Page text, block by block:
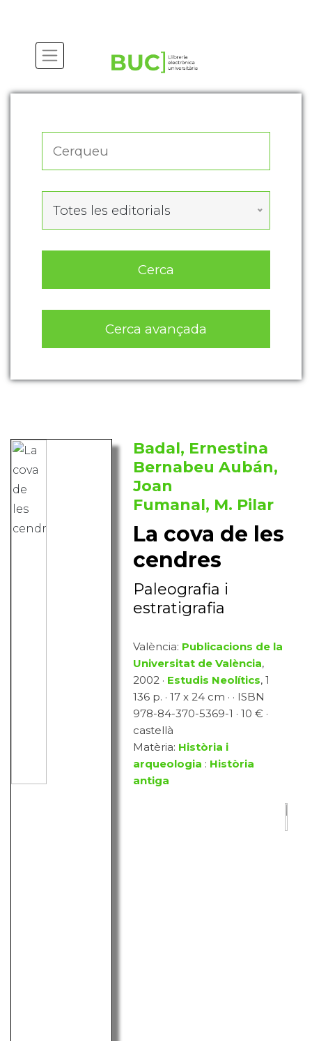
Totes les editorials
Cerca
Cerca avançada
Badal, Ernestina
Bernabeu Aubán,
Joan
Fumanal, M. Pilar
La cova de les
cendres
Paleografia i
estratigrafia
València: Publicacions de la
Universitat de València,
2002 · Estudis Neolítics, 1
136 p. · 17 x 24 cm · · ISBN
978-84-370-5369-1 · 10 € ·
castellà
Matèria: Història i
arqueologia : Història
antiga